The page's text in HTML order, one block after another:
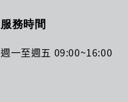
服務時間
週一至週五 09:00~16:00